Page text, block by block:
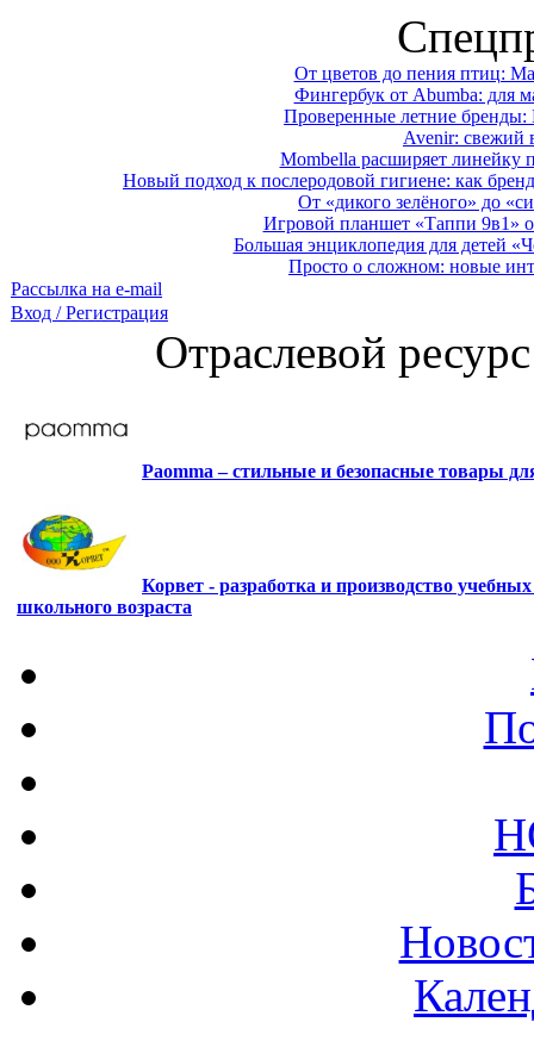
От цветов до пения птиц:
Фингербук от Abumba: для
Проверенные летние
Avenir: свежий
Mombella расширяет линейку
Новый подход к послеродовой гигиене: как
От «дикого зелёного» до
Игровой планшет «Таппи 9в1»
Большая энциклопедия для детей
Просто о сложном: новые
Рассылка на e-mail
Вход / Регистрация
Отраслевой
Paomma – стильные и безопасные товары
Корвет - разработка и производство
школьного возраста